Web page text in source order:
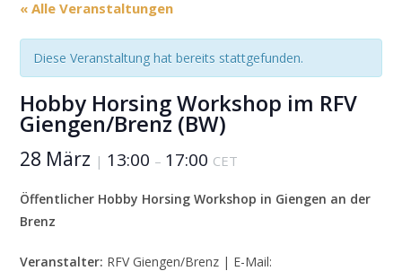
« Alle Veranstaltungen
Diese Veranstaltung hat bereits stattgefunden.
Hobby Horsing Workshop im RFV
Giengen/Brenz (BW)
28 März | 13:00 – 17:00 CET
Öffentlicher Hobby Horsing Workshop in Giengen an der
Brenz
Veranstalter: RFV Giengen/Brenz | E-Mail: